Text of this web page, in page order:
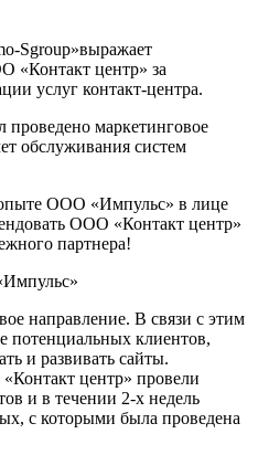
Sgroup»выражает
«Контакт центр» за
услуг контакт-центра.
проведено маркетинговое
обслуживания систем
ООО «Импульс» в лице
ООО «Контакт центр»
партнера!
направление. В связи с этим
потенциальных клиентов,
и развивать сайты.
центр» провели
и в течении 2-х недель
с которыми была проведена